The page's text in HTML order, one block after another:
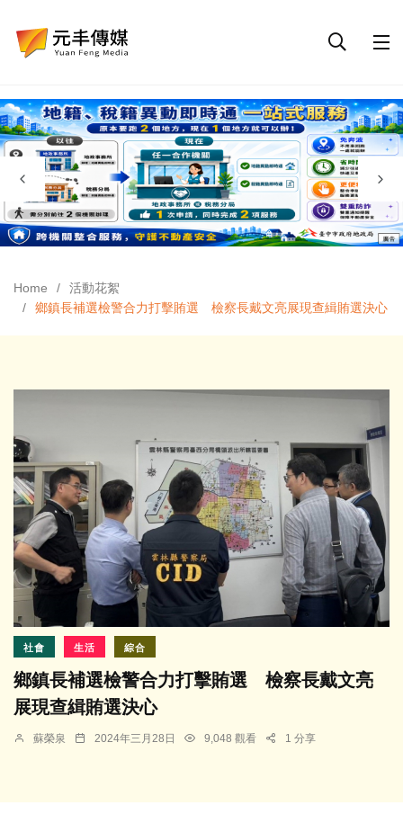
Home
活動花絮
鄉鎮長補選檢警合力打擊賄選 檢察長戴文亮展現查緝賄選決心
社會 生活 綜合
鄉鎮長補選檢警合力打擊賄選 檢察長戴文亮
展現查緝賄選決心
蘇榮泉 2024年三月28日 9,048 觀看 1 分享